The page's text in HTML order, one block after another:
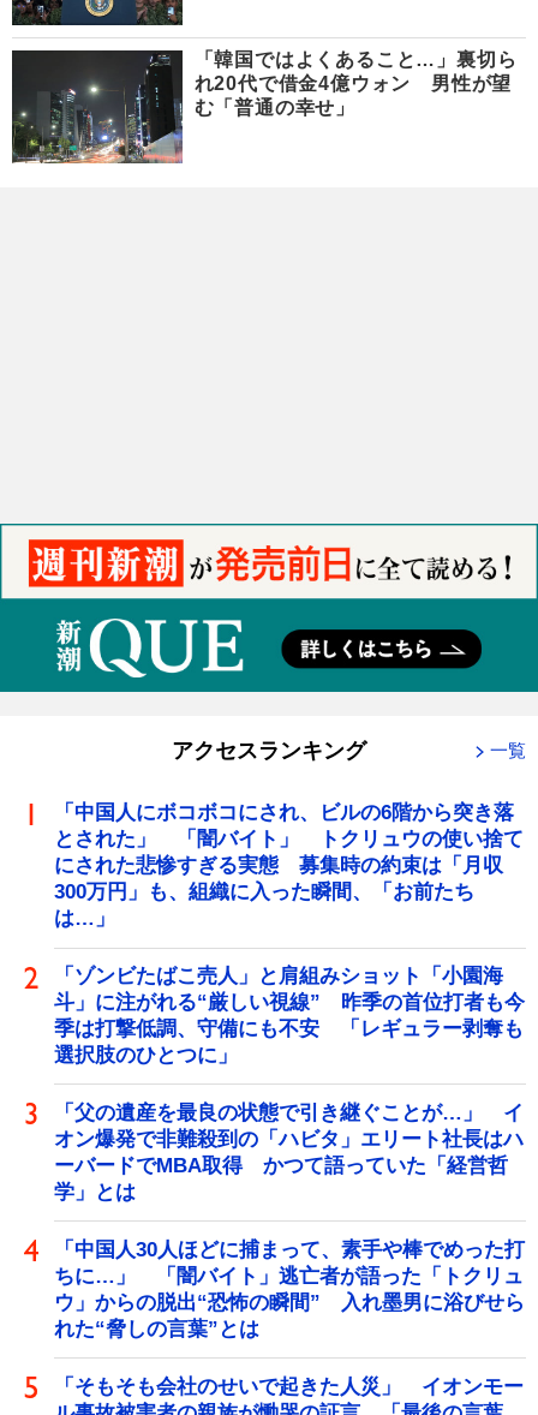
「韓国ではよくあること…」裏切ら
れ20代で借金4億ウォン 男性が望
む「普通の幸せ」
アクセスランキング 一覧
「中国人にボコボコにされ、ビルの6階から突き落
とされた」 「闇バイト」 トクリュウの使い捨て
にされた悲惨すぎる実態 募集時の約束は「月収
300万円」も、組織に入った瞬間、「お前たち
は…」
「ゾンビたばこ売人」と肩組みショット「小園海
斗」に注がれる“厳しい視線” 昨季の首位打者も今
季は打撃低調、守備にも不安 「レギュラー剥奪も
選択肢のひとつに」
「父の遺産を最良の状態で引き継ぐことが…」 イ
オン爆発で非難殺到の「ハビタ」エリート社長はハ
ーバードでMBA取得 かつて語っていた「経営哲
学」とは
「中国人30人ほどに捕まって、素手や棒でめった打
ちに…」 「闇バイト」逃亡者が語った「トクリュ
ウ」からの脱出“恐怖の瞬間” 入れ墨男に浴びせら
れた“脅しの言葉”とは
「そもそも会社のせいで起きた人災」 イオンモー